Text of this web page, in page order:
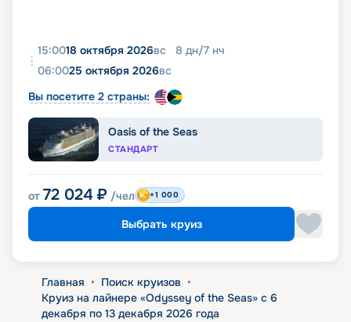
15:0018 октября 2026вс 8 дн/7 нч
06:0025 октября 2026вс
Вы посетите 2 страны:
Oasis of the Seas
СТАНДАРТ
от 72 024 ₽ /чел +1 000
Выбрать круиз
Главная • Поиск круизов •
Круиз на лайнере «Odyssey of the Seas» с 6
декабря по 13 декабря 2026 года